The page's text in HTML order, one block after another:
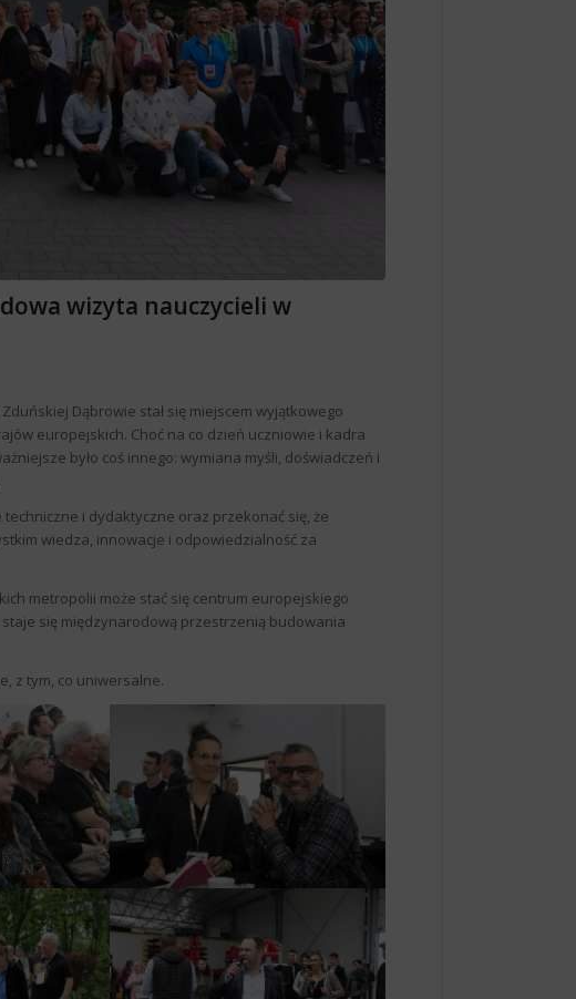
wizyta nauczycieli w
Dąbrowie stał się miejscem wyjątkowego
europejskich. Choć na co dzień uczniowie i kadra
było coś innego: wymiana myśli, doświadczeń i
i dydaktyczne oraz przekonać się, że
wiedza, innowacje i odpowiedzialność za
metropolii może stać się centrum europejskiego
się międzynarodową przestrzenią budowania
z tym, co uniwersalne.